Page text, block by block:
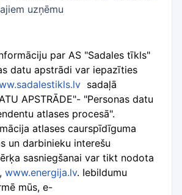
uzņēmu
par AS "Sadales tīkls"
datu apstrādi var iepazīties
sadaļā
APSTRĀDE"- "Personas datu
atlases procesā".
atlases caurspīdīguma
un darbinieku interešu
sasniegšanai var tikt nodota
www.energija.lv. Iebildumu
mūs, e-